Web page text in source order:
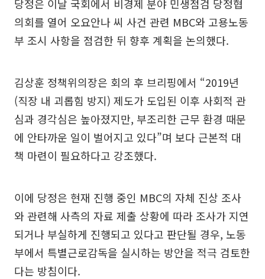
당정은 이날 국회에서 비경제 분야 민생점검 당정협
의회를 열어 오요안나 씨 사건 관련 MBC와 고용노동
부 조시 사항을 점검한 뒤 향후 계획을 논의했다.
김상훈 정책위의장은 회의 후 브리핑에서 “2019년
(직장 내 괴롭힘 방지) 제도가 도입된 이후 사회적 관
심과 경각심은 높아졌지만, 부조리한 근무 환경 때문
에 안타까운 일이 벌어지고 있다”며 보다 근본적 대
책 마련이 필요하다고 강조했다.
이에 당정은 현재 진행 중인 MBC의 자체 진상 조사
와 관련해 사측의 자료 제출 상황에 따라 조사가 지연
되거나 부실하게 진행되고 있다고 판단될 경우, 노동
부에서 특별근로감독을 실시하는 방안을 적극 검토한
다는 방침이다.